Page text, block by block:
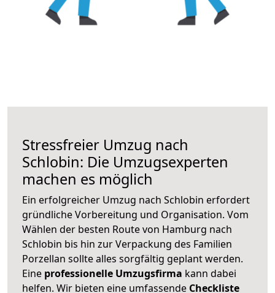
Stressfreier Umzug nach
Schlobin: Die Umzugsexperten
machen es möglich
Ein erfolgreicher Umzug nach Schlobin erfordert
gründliche Vorbereitung und Organisation. Vom
Wählen der besten Route von Hamburg nach
Schlobin bis hin zur Verpackung des Familien
Porzellan sollte alles sorgfältig geplant werden.
Eine professionelle Umzugsfirma kann dabei
helfen. Wir bieten eine umfassende Checkliste